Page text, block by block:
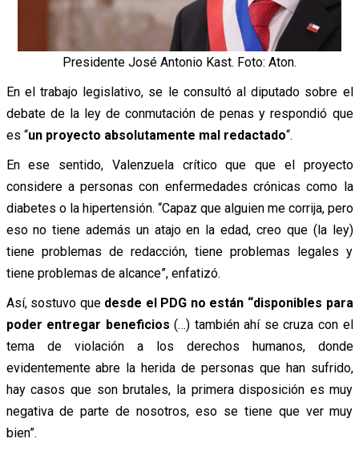
Presidente José Antonio Kast. Foto: Aton.
En el trabajo legislativo, se le consultó al diputado sobre el
debate de la ley de conmutación de penas y respondió que
es “un proyecto absolutamente mal redactado“.
En ese sentido, Valenzuela crítico que que el proyecto
considere a personas con enfermedades crónicas como la
diabetes o la hipertensión. “Capaz que alguien me corrija, pero
eso no tiene además un atajo en la edad, creo que (la ley)
tiene problemas de redacción, tiene problemas legales y
tiene problemas de alcance”, enfatizó.
Así, sostuvo que desde el PDG no están “disponibles para
poder entregar beneficios(…) también ahí se cruza con el
tema de violación a los derechos humanos, donde
evidentemente abre la herida de personas que han sufrido,
hay casos que son brutales, la primera disposición es muy
negativa de parte de nosotros, eso se tiene que ver muy
bien”.